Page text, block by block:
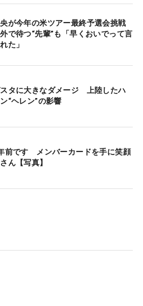
が今年の米ツアー最終予選会挑戦
で待つ“先輩”も「早くおいでって言
た」
タに大きなダメージ 上陸したハ
“ヘレン”の影響
前です メンバーカードを手に笑顔
ん【写真】